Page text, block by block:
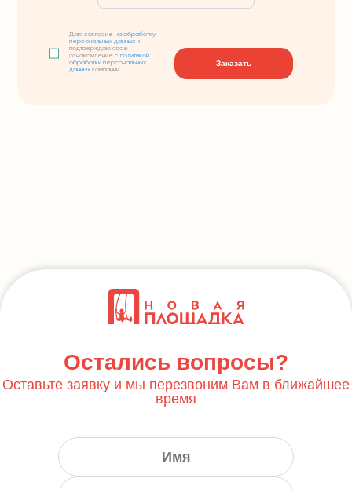
Даюсогласие на обработку
персональных данных и
подтверждаю свое
ознакомление сполитикой
обработки персональных
данных компании
Заказать
Остались вопросы?
Оставьте заявку и мы перезвоним Вам в ближайшее
время